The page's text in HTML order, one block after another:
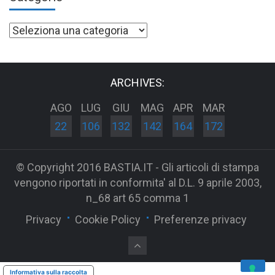
Categorie
ARCHIVES:
AGO
22
LUG
106
GIU
132
MAG
142
APR
164
MAR
172
© Copyright 2016 BASTIA.IT - Gli articoli di stampa
vengono riportati in conformita' al D.L. 9 aprile 2003,
n_68 art 65 comma 1
Privacy
Cookie Policy Preferenze privacy
Informativa sulla raccolta